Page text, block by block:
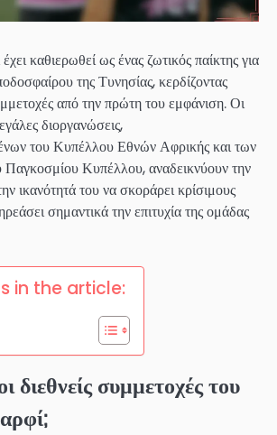
καθιερωθεί ως ένας ζωτικός παίκτης για
της Τυνησίας, κερδίζοντας
από την πρώτη του εμφάνιση. Οι
διοργανώσεις,
του Κυπέλλου Εθνών Αφρικής και των
Παγκοσμίου Κυπέλλου, αναδεικνύουν την
ικανότητά του να σκοράρει κρίσιμους
σημαντικά την επιτυχία της ομάδας
in the article:
διεθνείς συμμετοχές του